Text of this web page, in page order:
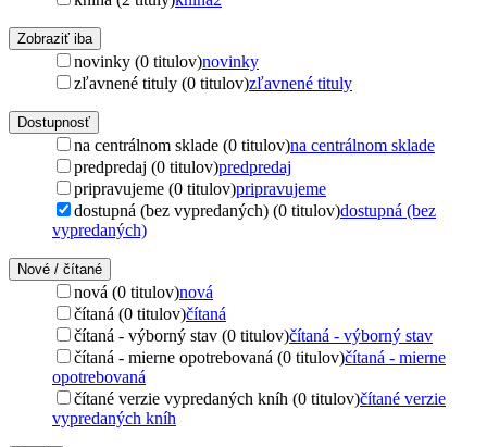
Zobraziť iba
novinky (0 titulov)novinky
zľavnené tituly (0 titulov)zľavnené tituly
Dostupnosť
na centrálnom sklade (0 titulov)na centrálnom sklade
predpredaj (0 titulov)predpredaj
pripravujeme (0 titulov)pripravujeme
dostupná (bez vypredaných) (0 titulov)dostupná (bez
vypredaných)
Nové / čítané
nová (0 titulov)nová
čítaná (0 titulov)čítaná
čítaná - výborný stav (0 titulov)čítaná - výborný stav
čítaná - mierne opotrebovaná (0 titulov)čítaná - mierne
opotrebovaná
čítané verzie vypredaných kníh (0 titulov)čítané verzie
vypredaných kníh